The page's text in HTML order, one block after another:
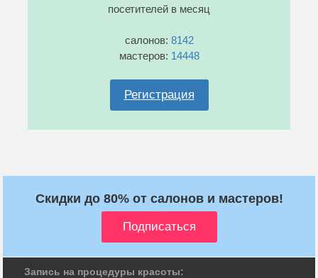
посетителей в месяц
салонов: 8142
мастеров: 14448
Регистрация
Скидки до 80% от салонов и мастеров!
Запись на процедуры красоты: